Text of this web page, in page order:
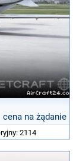
cena na żądanie
2114